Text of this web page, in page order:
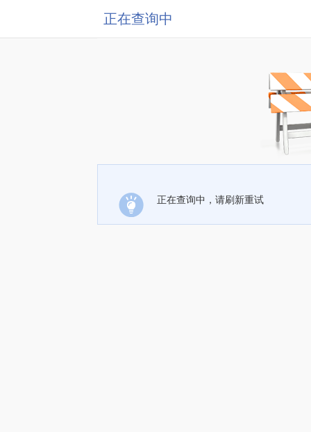
正在查询中
正在查询中，请刷新重试